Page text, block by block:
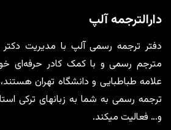
دارالترجمه آلپ
دفتر ترجمه رسمی آلپ با مدیریت
مترجم رسمی و با کمک کادر حرفه‌ای
علامه طباطبایی و دانشگاه تهران هستند،
ترجمه رسمی به شما به زبانهای ترکی
و… فعالیت میکند.